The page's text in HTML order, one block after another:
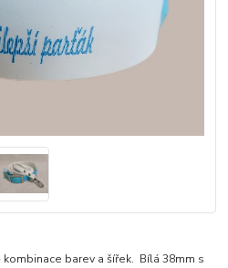
barev a šířek. Bílá 38mm s